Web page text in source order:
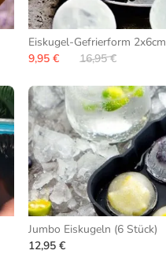
Eiskugel-Gefrierform 2x6cm
9,95 €
16,95 €
Jumbo Eiskugeln (6 Stück)
12,95 €